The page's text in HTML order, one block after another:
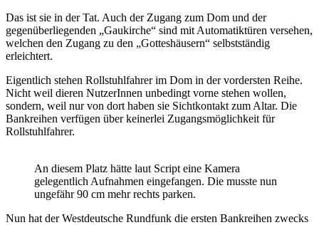
Das ist sie in der Tat. Auch der Zugang zum Dom und der
gegenüberliegenden „Gaukirche“ sind mit Automatiktüren versehen,
welchen den Zugang zu den „Gotteshäusern“ selbstständig
erleichtert.
Eigentlich stehen Rollstuhlfahrer im Dom in der vordersten Reihe.
Nicht weil dieren NutzerInnen unbedingt vorne stehen wollen,
sondern, weil nur von dort haben sie Sichtkontakt zum Altar. Die
Bankreihen verfügen über keinerlei Zugangsmöglichkeit für
Rollstuhlfahrer.
An diesem Platz hätte laut Script eine Kamera
gelegentlich Aufnahmen eingefangen. Die musste nun
ungefähr 90 cm mehr rechts parken.
Nun hat der Westdeutsche Rundfunk die ersten Bankreihen zwecks